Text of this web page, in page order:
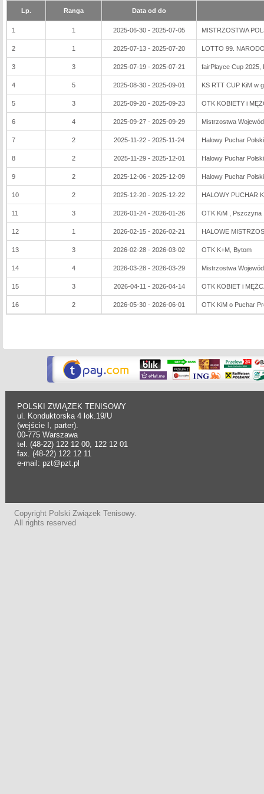
Lp. Ranga Data od do
1 1 2025-06-30 - 2025-07-05 MISTRZOSTWA
2 1 2025-07-13 - 2025-07-20 LOTTO 99.
3 3 2025-07-19 - 2025-07-21 fairPlayce Cup 2025,
4 5 2025-08-30 - 2025-09-01 KS RTT CUP KiM w
5 3 2025-09-20 - 2025-09-23 OTK KOBIETY i
6 4 2025-09-27 - 2025-09-29 Mistrzostwa
7 2 2025-11-22 - 2025-11-24 Halowy Puchar
8 2 2025-11-29 - 2025-12-01 Halowy Puchar
9 2 2025-12-06 - 2025-12-09 Halowy Puchar
10 2 2025-12-20 - 2025-12-22 HALOWY PUCHAR
11 3 2026-01-24 - 2026-01-26 OTK KiM , Pszczyna
12 1 2026-02-15 - 2026-02-21 HALOWE
13 3 2026-02-28 - 2026-03-02 OTK K+M, Bytom
14 4 2026-03-28 - 2026-03-29 Mistrzostwa
15 3 2026-04-11 - 2026-04-14 OTK KOBIET i
16 2 2026-05-30 - 2026-06-01 OTK KiM o Puchar
POLSKI ZWIĄZEK TENISOWY
ul. Konduktorska 4 lok.19/U
(wejście I, parter).
00-775 Warszawa
tel. (48-22) 122 12 00, 122 12 01
fax. (48-22) 122 12 11
e-mail: pzt@pzt.pl
Copyright Polski Związek Tenisowy.
All rights reserved